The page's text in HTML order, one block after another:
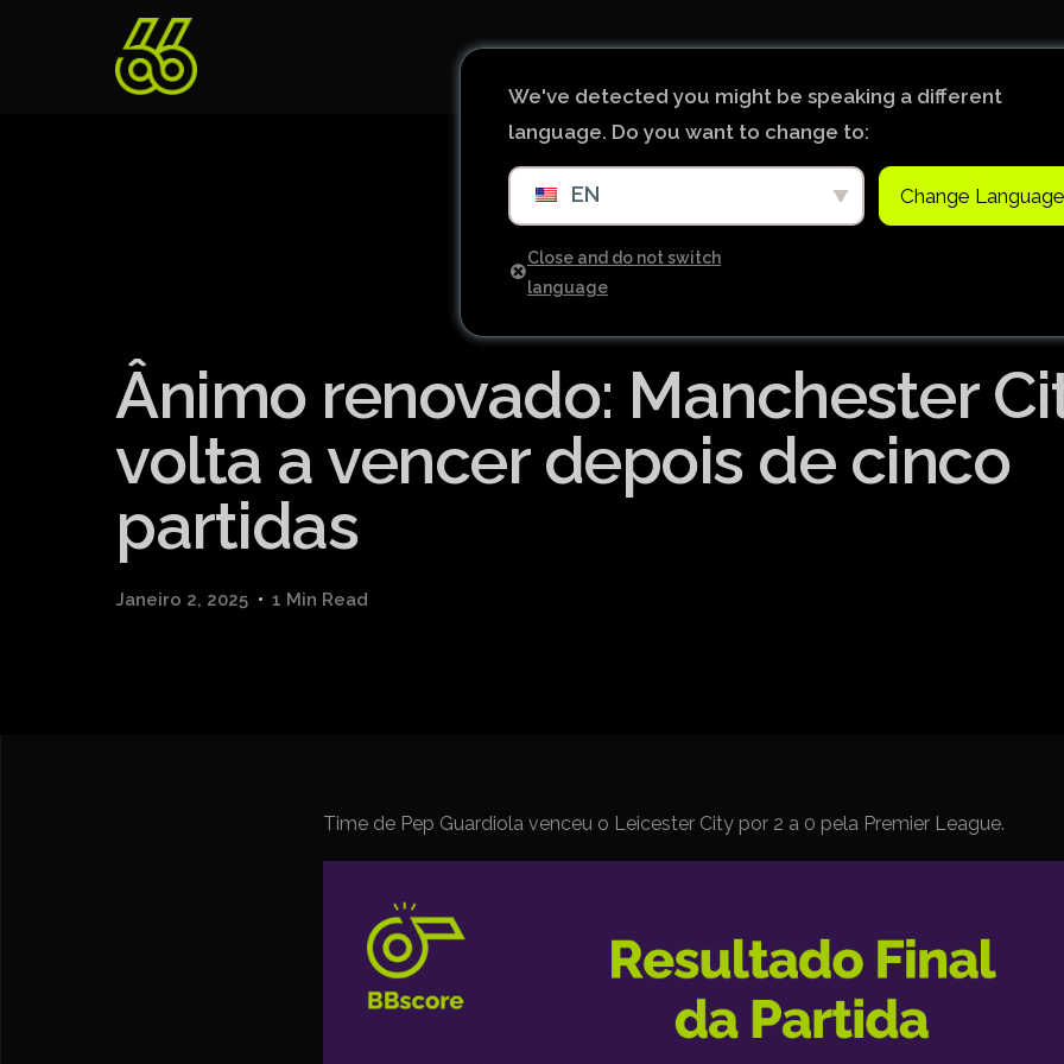
Tabela Premier League
Copa do Brasil
Bundesliga
Copa Libertadores
Ligue 1
Primeira Liga
Ânimo renovado: Manchester
volta a vencer depois de cinco
partidas
Janeiro 2, 2025 1 Min Read
Time de Pep Guardiola venceu o Leicester City por 2 a 0 pela Premier League.
We've detected you might be speaking a different
language. Do you want to change to:
EN Change Language
Close and do not switch
language